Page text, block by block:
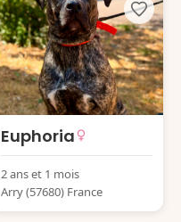
Euphoria
2 ans et 1 mois
Arry (57680) France